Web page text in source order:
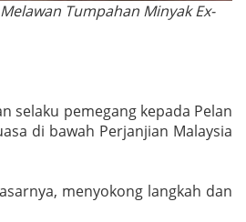
Tumpahan Minyak Ex-
selaku pemegang kepada Pelan
di bawah Perjanjian Malaysia
menyokong langkah dan